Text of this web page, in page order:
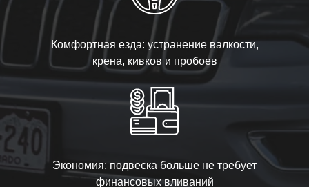
Комфортная езда: устранение валкости,
крена, кивков и пробоев
Экономия: подвеска больше не требует
финансовых вливаний